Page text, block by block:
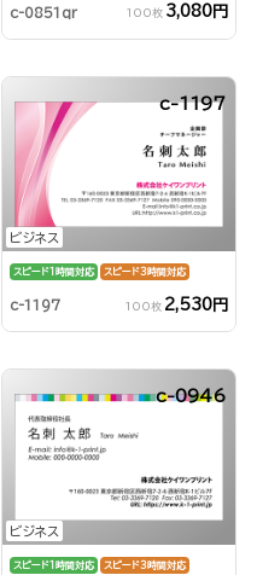
c-0851qr 100枚 3,080円
ビジネス
c-1197
スピード1時間対応 スピード3時間対応
c-1197 100枚 2,530円
ビジネス
c-0946
スピード1時間対応 スピード3時間対応